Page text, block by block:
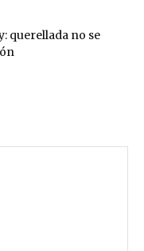
querellada no se